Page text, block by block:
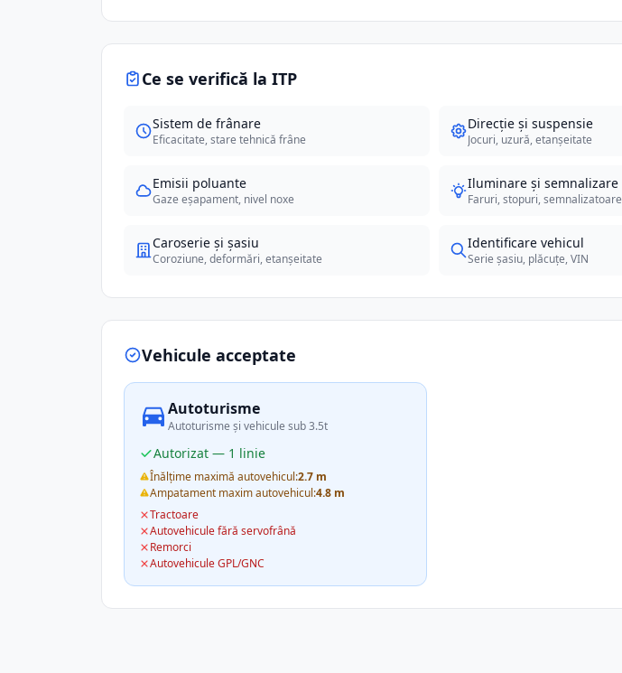
Ce se verifică la ITP
Sistem de frânare
Eficacitate, stare tehnică frâne
Direcție și suspensie
Jocuri, uzură, etanșeitate
Emisii poluante
Gaze eșapament, nivel noxe
Iluminare și semnalizare
Faruri, stopuri, semnalizatoare
Caroserie și șasiu
Coroziune, deformări, etanșeitate
Identificare vehicul
Serie șasiu, plăcuțe, VIN
Vehicule acceptate
Autoturisme
Autoturisme și vehicule sub 3.5t
Autorizat — 1 linie
Înălțime maximă autovehicul:2.7 m
Ampatament maxim autovehicul:4.8 m
Tractoare
Autovehicule fără servofrână
Remorci
Autovehicule GPL/GNC